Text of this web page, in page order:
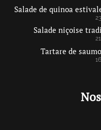
Salade de quinoa
Salade niçoise
Tartare de